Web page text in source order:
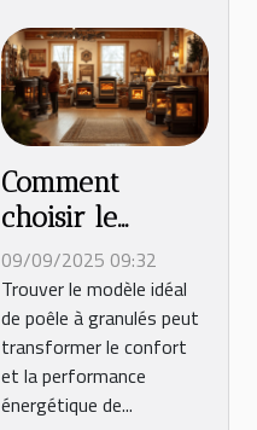
Comment
choisir le
meilleur
modèle de
poêle à
granulés pour
votre maison ?
09/09/2025 09:32
Trouver le modèle idéal
de poêle à granulés peut
transformer le confort
et la performance
énergétique de...